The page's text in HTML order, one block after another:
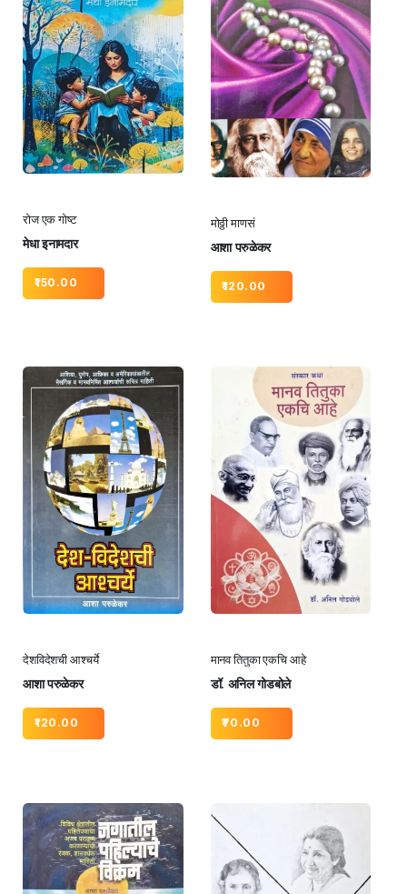
रोज एक गोष्ट
मेधा इनामदार
150.00
मोठ्ठी माणसं
आशा परुळेकर
120.00
देशविदेशची आश्चर्ये
आशा परुळेकर
120.00
मानव तितुका एकचि आहे
डॉ. अनिल गोडबोले
70.00